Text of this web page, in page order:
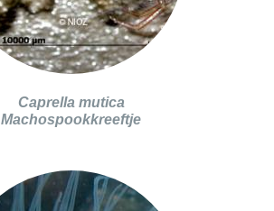
Caprella mutica
Machospookkreeftje